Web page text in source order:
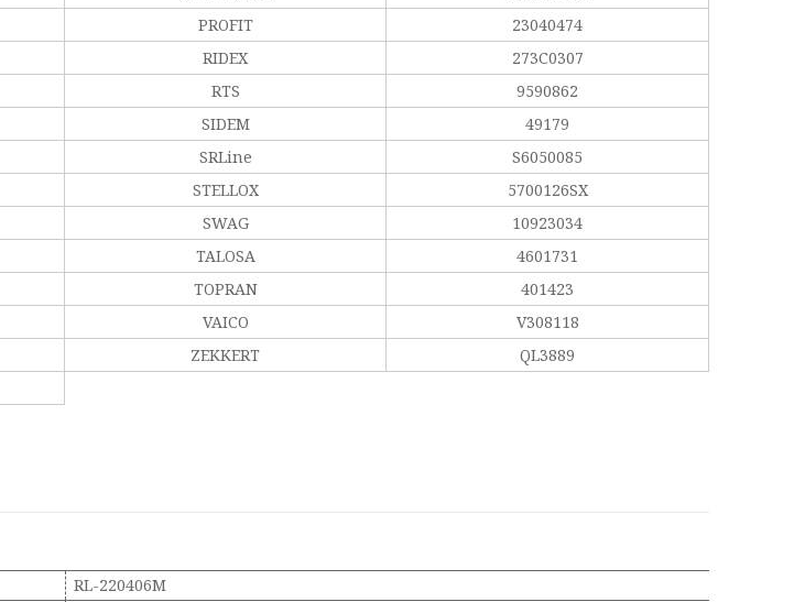
PROFIT
23040474
RIDEX
273C0307
RTS
9590862
SIDEM
49179
SRLine
S6050085
STELLOX
5700126SX
SWAG
10923034
TALOSA
4601731
TOPRAN
401423
VAICO
V308118
ZEKKERT
QL3889
RL-220406M